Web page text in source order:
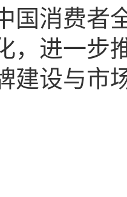
国消费者
，进一步
建设与市